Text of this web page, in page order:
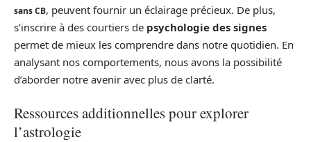
sans CB, peuvent fournir un éclairage précieux. De plus,
s’inscrire à des courtiers de psychologie des signes
permet de mieux les comprendre dans notre quotidien. En
analysant nos comportements, nous avons la possibilité
d’aborder notre avenir avec plus de clarté.
Ressources additionnelles pour explorer
l’astrologie